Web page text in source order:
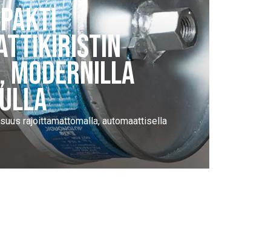
MODERNILLA
rajoittamattomalla, automaattisella